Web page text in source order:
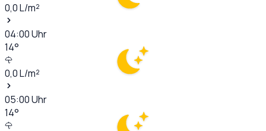
0,0L/m²
04:00Uhr
14°
0,0L/m²
05:00Uhr
14°